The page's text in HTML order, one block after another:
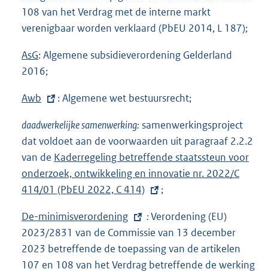
e
r
e
l
i
k
:
108 van het Verdrag met de interne markt
verenigbaar worden verklaard (PbEU 2014, L 187);
AsG: Algemene subsidieverordening Gelderland
2016;
E
t
e
r
n
e
l
i
n
k
Awb : Algemene wet bestuursrecht;
daadwerkelijke samenwerking: samenwerkingsproject
dat voldoet aan de voorwaarden uit paragraaf 2.2.2
van de E
x
r
n
e
Kaderregeling betreffende staatssteun voor
onderzoek, ontwikkeling en innovatie nr. 2022/C
414/01 (PbEU 2022, C 414)
;
E
x
t
e
De-minimisverordening :Verordening (EU)
2023/2831 van de Commissie van 13 december
2023 betreffende de toepassing van de artikelen
107 en 108 van het Verdrag betreffende de werking